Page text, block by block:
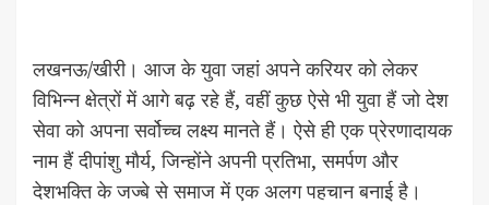
लखनऊ/खीरी। आज के युवा जहां अपने करियर को लेकर
विभिन्न क्षेत्रों में आगे बढ़ रहे हैं, वहीं कुछ ऐसे भी युवा हैं जो देश
सेवा को अपना सर्वोच्च लक्ष्य मानते हैं। ऐसे ही एक प्रेरणादायक
नाम हैं दीपांशु मौर्य, जिन्होंने अपनी प्रतिभा, समर्पण और
देशभक्ति के जज्बे से समाज में एक अलग पहचान बनाई है।